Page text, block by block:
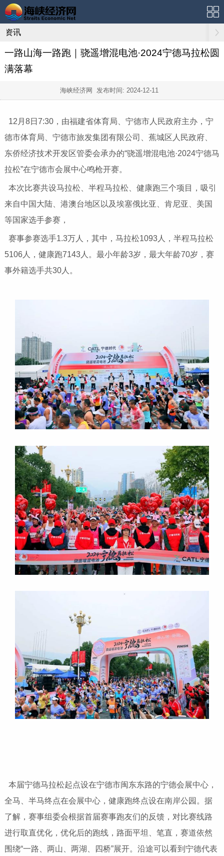
资讯
一路山海一路跑｜骁遥增混电池·2024宁德马拉松圆
满落幕
海峡经济网 发布时间: 2024-12-11
12月8日7:30，由福建省体育局、宁德市人民政府主办，宁
德市体育局、宁德市旅发集团有限公司、蕉城区人民政府、
东侨经济技术开发区管委会承办的“骁遥增混电池·2024宁德马
拉松”在宁德市会展中心鸣枪开赛。
本次比赛共设马拉松、半程马拉松、健康跑三个项目，吸引
来自中国大陆、港澳台地区以及埃塞俄比亚、肯尼亚、美国
等国家选手参赛，
赛事参赛选手1.3万人，其中，马拉松1093人，半程马拉松
5106人，健康跑7143人。最小年龄3岁，最大年龄70岁，赛
事外籍选手共30人。
本届宁德马拉松起点设在宁德市闽东东路的宁德会展中心，
全马、半马终点在会展中心，健康跑终点设在南岸公园。据
了解，赛事组委会根据首届赛事跑友们的反馈，对比赛线路
进行取直优化，优化后的跑线，路面平坦、笔直，赛道依然
围绕“一路、两山、两湖、四桥”展开。沿途可以看到宁德代表